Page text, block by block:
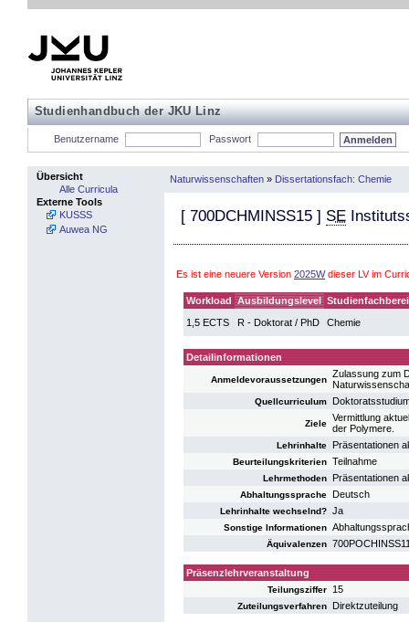
Studienhandbuch der JKU Linz
Benutzername Passwort
Übersicht
Alle Curricula
Externe Tools
KUSSS
Auwea NG
Naturwissenschaften » Dissertationsfach: Chemie
[ 700DCHMINSS15 ] SE
Es ist eine neuere Version 2025Wdieser LV im
Workload Ausbildungslevel
1,5 ECTS
R - Doktorat / PhD Chemie
Detailinformationen
Anmeldevoraussetzungen
Zulassung zum
Quellcurriculum
Ziele
Vermittlung
der Polymere.
Lehrinhalte Präsentationen
Beurteilungskriterien Teilnahme
Lehrmethoden Präsentationen
Abhaltungssprache Deutsch
Lehrinhalte wechselnd? Ja
Sonstige Informationen
Äquivalenzen
Präsenzlehrveranstaltung
Teilungsziffer 15
Zuteilungsverfahren Direktzuteilung